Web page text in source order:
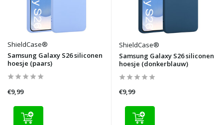
ShieldCase®
Samsung Galaxy S26 siliconen
hoesje (paars)
€9,99
ShieldCase®
Samsung Galaxy S26 siliconen
hoesje (donkerblauw)
€9,99